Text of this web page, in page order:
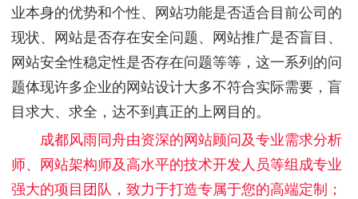
业本身的优势和个性、网站功能是否适合目前公司的
现状、网站是否存在安全问题、网站推广是否盲目、
网站安全性稳定性是否存在问题等等，这一系列的问
题体现许多企业的网站设计大多不符合实际需要，盲
目求大、求全，达不到真正的上网目的。
成都风雨同舟由资深的网站顾问及专业需求分析
师、网站架构师及高水平的技术开发人员等组成专业
强大的项目团队，致力于打造专属于您的高端定制；